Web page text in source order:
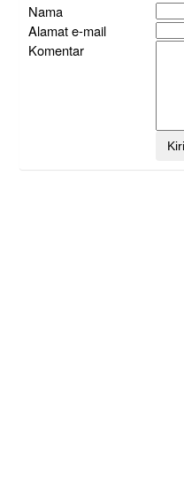
Nama
Alamat e-mail
Komentar